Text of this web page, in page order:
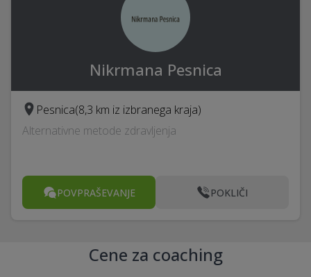
Nikrmana Pesnica
Pesnica(8,3 km iz izbranega kraja)
Alternativne metode zdravljenja
POVPRAŠEVANJE POKLIČI
Cene za coaching